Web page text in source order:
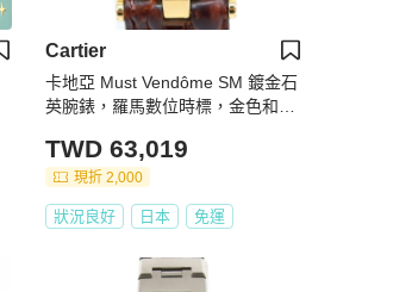
Cartier
卡地亞 Must Vendôme SM 鍍金石
英腕錶，羅馬數位時標，金色和象
TWD 63,019
現折 2,000
狀況良好 日本 免運